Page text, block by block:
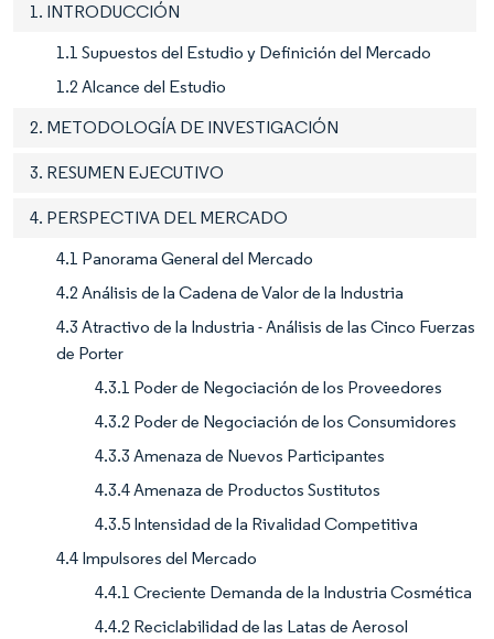
1. INTRODUCCIÓN
1.1 Supuestos del Estudio y Definición del Mercado
1.2 Alcance del Estudio
2. METODOLOGÍA DE INVESTIGACIÓN
3. RESUMEN EJECUTIVO
4. PERSPECTIVA DEL MERCADO
4.1 Panorama General del Mercado
4.2 Análisis de la Cadena de Valor de la Industria
4.3 Atractivo de la Industria - Análisis de las Cinco Fuerzas
de Porter
4.3.1 Poder de Negociación de los Proveedores
4.3.2 Poder de Negociación de los Consumidores
4.3.3 Amenaza de Nuevos Participantes
4.3.4 Amenaza de Productos Sustitutos
4.3.5 Intensidad de la Rivalidad Competitiva
4.4 Impulsores del Mercado
4.4.1 Creciente Demanda de la Industria Cosmética
4.4.2 Reciclabilidad de las Latas de Aerosol